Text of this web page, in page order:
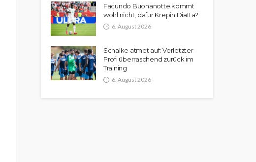
Facundo Buonanotte kommt
wohl nicht, dafür Krepin Diatta?
6. August 2026
Schalke atmet auf: Verletzter
Profi überraschend zurück im
Training
6. August 2026